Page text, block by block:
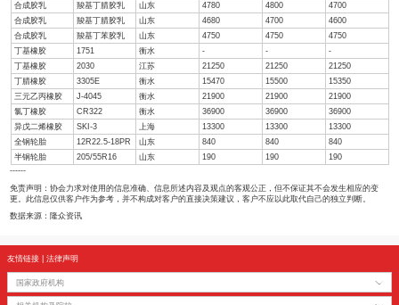
天然胶乳
散装 浙江 11300
11300
顺丁橡胶
BR9000 山东 10420
10500
稀土顺丁橡胶
ND9106 16000
丁苯橡胶
1712 山东 9490 9550
溶聚丁苯橡胶 2564S 山东 12000 12000
SBS 791-H 山东 9640
9700
SEBS
503 华东 12820
12900
合成胶乳
羧基丁腈胶乳 山东 4780 4800
合成胶乳
合成胶乳 羧基丁苯胶乳 山东 4750
4750
丁基橡胶
丁腈橡胶
三元乙丙橡胶 J-4045 衡水 21900 21900
氯丁橡胶 CR322 衡水 36900
36900